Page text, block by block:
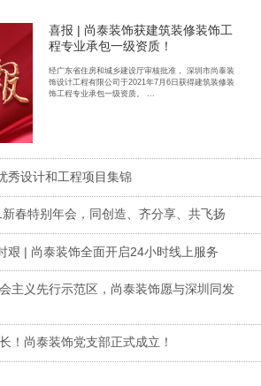
喜报 | 尚泰装饰获建筑装修装饰工
程专业承包一级资质！
经广东省住房和城乡建设厅审核批准， 深圳市尚泰装
饰设计工程有限公司于2021年7月6日获得建筑装修装
饰工程专业承包一级资质。 ...
秀设计和工程项目集锦
春特别年会，同创造、齐分享、共飞扬
艰 | 尚泰装饰全面开启24小时线上服务
主义先行示范区，尚泰装饰愿与深圳同发
！尚泰装饰党支部正式成立！